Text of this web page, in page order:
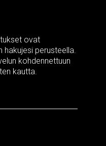
ovat
hakujesi perusteella.
kohdennettuun
kautta.